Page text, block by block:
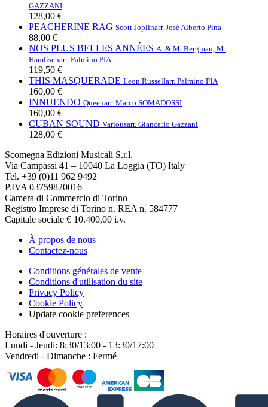
GAZZANI
128,00 €
PEACHERINE RAG Scott Joplinarr. José Alberto Pina
88,00 €
NOS PLUS BELLES ANNÉES A. & M. Bergman, M.
Hamlischarr. Palmino PIA
119,50 €
THIS MASQUERADE Leon Russellarr. Palmino PIA
160,00 €
INNUENDO Queenarr. Marco SOMADOSSI
160,00 €
CUBAN SOUND Variousarr. Giancarlo Gazzani
128,00 €
Scomegna Edizioni Musicali S.r.l.
Via Campassi 41 – 10040 La Loggia (TO) Italy
Tel. +39 (0)11 962 9492
P.IVA 03759820016
Camera di Commercio di Torino
Registro Imprese di Torino n. REA n. 584777
Capitale sociale € 10.400,00 i.v.
À propos de nous
Contactez-nous
Conditions générales de vente
Conditions d'utilisation du site
Privacy Policy
Cookie Policy
Update cookie preferences
Horaires d'ouverture :
Lundi - Jeudi: 8:30/13:00 - 13:30/17:00
Vendredi - Dimanche : Fermé